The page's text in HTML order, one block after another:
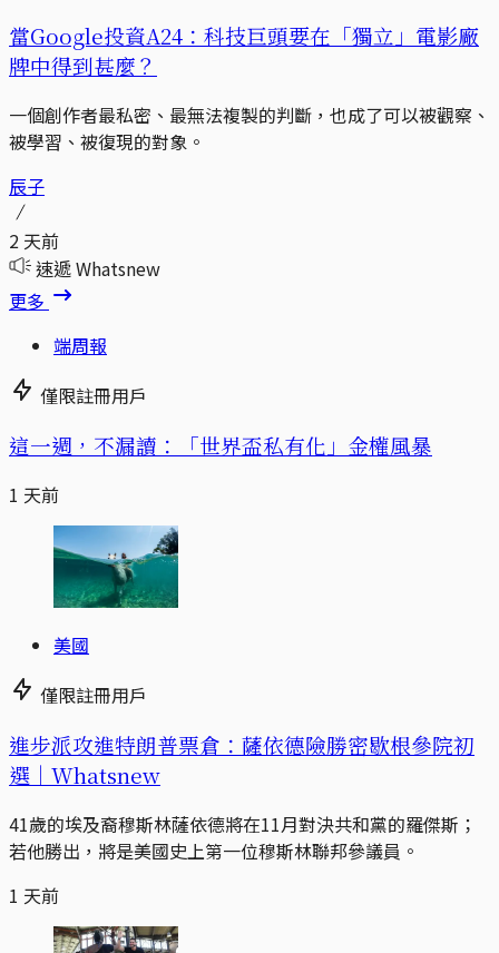
當Google投資A24：科技巨頭要在「獨立」電影廠
牌中得到甚麼？
一個創作者最私密、最無法複製的判斷，也成了可以被觀察、
被學習、被復現的對象。
辰子
2 天前
速遞 Whatsnew
更多
端周報
僅限註冊用戶
這一週，不漏讀：「世界盃私有化」金權風暴
1 天前
美國
僅限註冊用戶
進步派攻進特朗普票倉：薩依德險勝密歇根參院初
選｜Whatsnew
41歲的埃及裔穆斯林薩依德將在11月對決共和黨的羅傑斯；
若他勝出，將是美國史上第一位穆斯林聯邦參議員。
1 天前